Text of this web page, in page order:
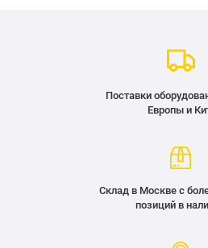
Поставки
Европы и
Склад в Москве с
позиций в